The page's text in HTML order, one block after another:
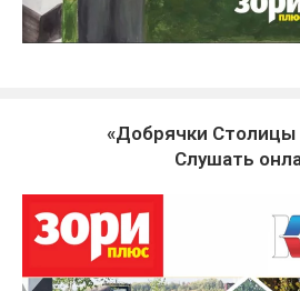
«Добрячки
Слушать